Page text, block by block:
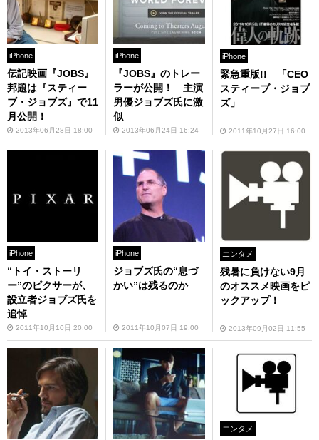
iPhone
伝記映画『JOBS』
邦題は『スティー
ブ・ジョブズ』で11
月公開！
2013年06月28日 18:00
iPhone
『JOBS』のトレー
ラーが公開！ 主演
男優ジョブズ氏に激
似
2013年06月24日 16:24
iPhone
緊急重版!! 「CEO
スティーブ・ジョブ
ズ」
2011年10月27日 16:00
iPhone
“トイ・ストーリ
ー”のピクサーが、
設立者ジョブズ氏を
追悼
2011年10月10日 20:00
iPhone
ジョブズ氏の“息づ
かい”は残るのか
2011年10月07日 19:00
エンタメ
残暑に負けない9月
のオススメ映画をピ
ックアップ！
2013年09月02日 11:55
エンタメ